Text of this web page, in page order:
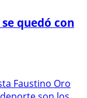
quedó con